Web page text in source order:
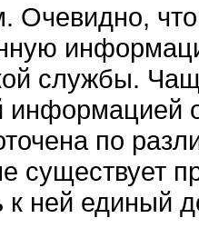
Очевидно,
службы.
информацией
по
существует
к ней единый